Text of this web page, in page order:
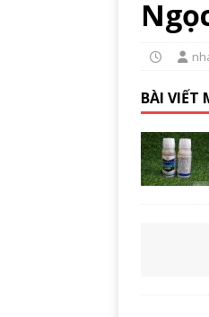
BÀI VIẾT